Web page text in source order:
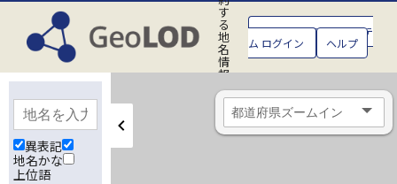
す
る
地
名
情
報
処
理
ス
テ
GeoLOD地名管理システ
ム ログイン ヘルプ
異表記
地名かな
上位語